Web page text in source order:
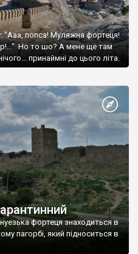
"Ааа, попса! Муляжна фортеця!
Но то шо? А мене ще там
принаймні до цього літа.
фортеця знаходиться в
пагорбі, який підноситься в